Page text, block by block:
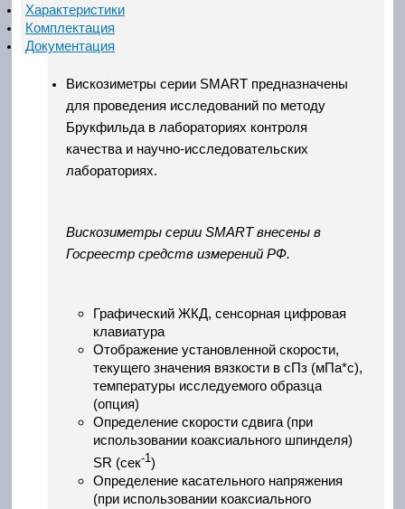
Характеристики
Комплектация
Документация
Вискозиметры серии SMART предназначены
для проведения исследований по методу
Брукфильда в лабораториях контроля
качества и научно-исследовательских
лабораториях.
Вискозиметры серии SMART внесены в
Госреестр средств измерений РФ.
Графический ЖКД, сенсорная цифровая
клавиатура
Отображение установленной скорости,
текущего значения вязкости в сПз (мПа*с),
температуры исследуемого образца
(опция)
Определение скорости сдвига (при
использовании коаксиального шпинделя)
SR (сек-1)
Определение касательного напряжения
(при использовании коаксиального